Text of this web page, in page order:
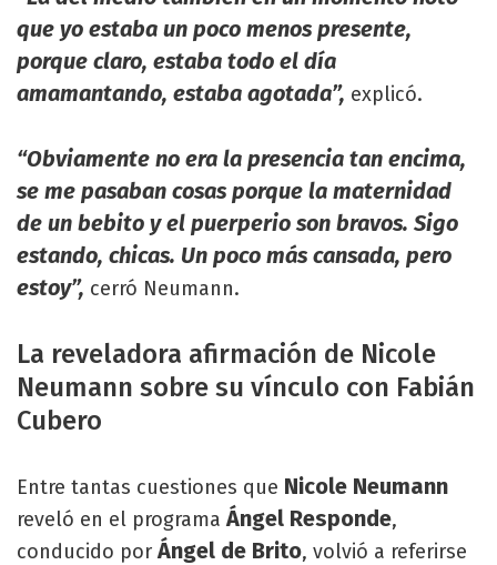
que yo estaba un poco menos presente,
porque claro, estaba todo el día
amamantando, estaba agotada”, explicó.
“Obviamente no era la presencia tan encima,
se me pasaban cosas porque la maternidad
de un bebito y el puerperio son bravos. Sigo
estando, chicas. Un poco más cansada, pero
estoy”, cerró Neumann.
La reveladora afirmación de Nicole
Neumann sobre su vínculo con Fabián
Cubero
Entre tantas cuestiones que Nicole Neumann
reveló en el programaÁngel Responde,
conducido porÁngel de Brito, volvió a referirse